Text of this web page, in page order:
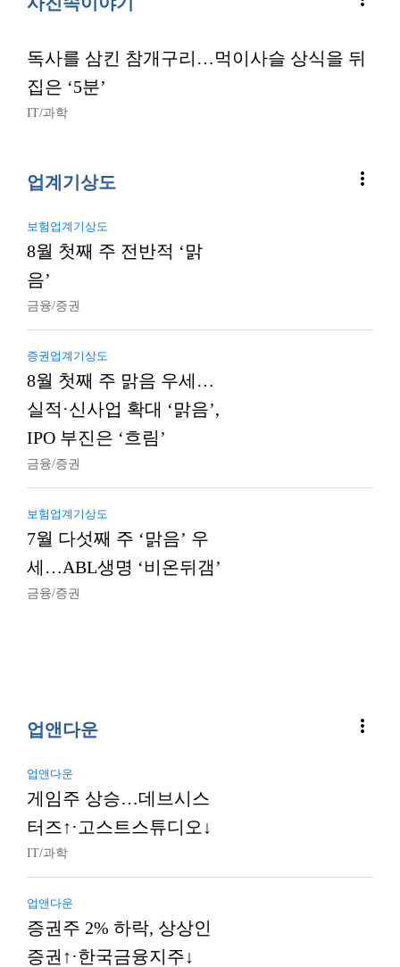
독사를 삼킨 참개구리…먹이사슬 상식을 뒤
집은 ‘5분’
IT/과학
업계기상도 more_vert
보험업계기상도
8월 첫째 주 전반적 ‘맑
음’
금융/증권
증권업계기상도
8월 첫째 주 맑음 우세…
실적·신사업 확대 ‘맑음’,
IPO 부진은 ‘흐림’
금융/증권
보험업계기상도
7월 다섯째 주 ‘맑음’ 우
세…ABL생명 ‘비온뒤갬’
금융/증권
업앤다운 more_vert
업앤다운
게임주 상승…데브시스
터즈↑·고스트스튜디오↓
IT/과학
업앤다운
증권주 2% 하락, 상상인
증권↑·한국금융지주↓